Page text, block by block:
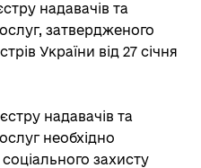
надавачів та
затвердженого
України від 27 січня
надавачів та
необхідно
захисту